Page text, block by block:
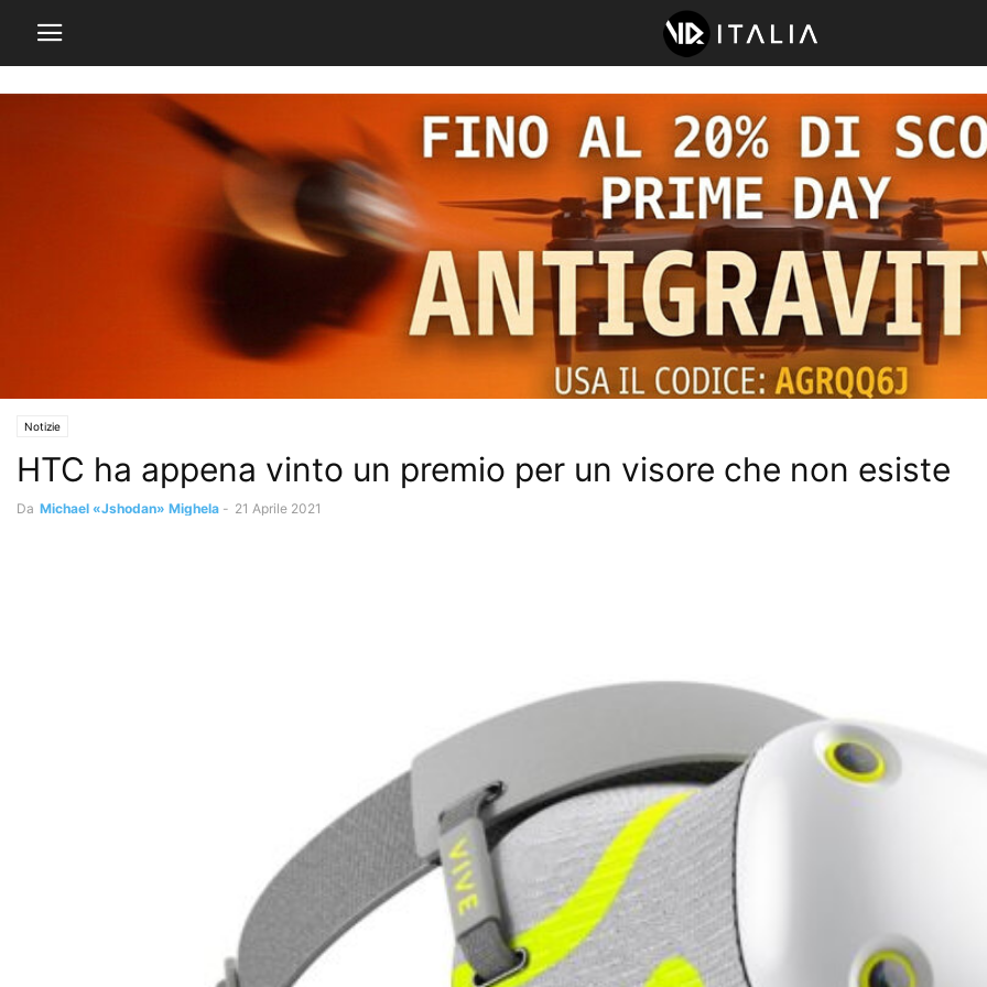
Notizie
HTC ha appena vinto un premio per un visore che non esiste
Da Michael «Jshodan» Mighela - 21 Aprile 2021